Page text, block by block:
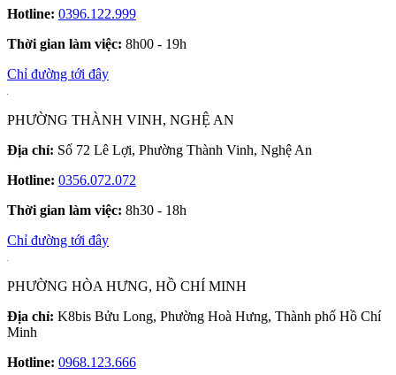
Hotline: 0396.122.999
Thời gian làm việc: 8h00 - 19h
Chỉ đường tới đây
PHƯỜNG THÀNH VINH, NGHỆ AN
Địa chỉ: Số 72 Lê Lợi, Phường Thành Vinh, Nghệ An
Hotline: 0356.072.072
Thời gian làm việc: 8h30 - 18h
Chỉ đường tới đây
PHƯỜNG HÒA HƯNG, HỒ CHÍ MINH
Địa chỉ: K8bis Bửu Long, Phường Hoà Hưng, Thành phố Hồ Chí
Minh
Hotline: 0968.123.666